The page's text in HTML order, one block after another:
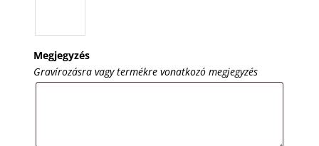
Megjegyzés
Gravírozásra vagy termékre vonatkozó megjegyzés